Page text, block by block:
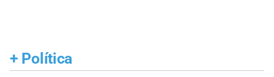
+ Política